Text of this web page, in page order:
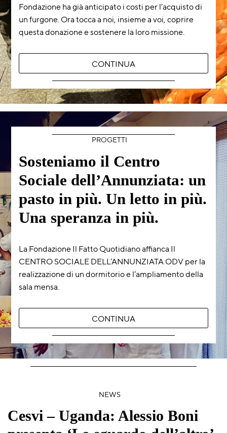
Fondazione ha già anticipato i costi per l’acquisto di
un furgone. Ora tocca a noi, insieme a voi, coprire
questa donazione e sostenere la loro missione.
CONTINUA
PROGETTI
Sosteniamo il Centro
Sociale dell’Annunziata: un
pasto in più. Un letto in più.
Una speranza in più.
La Fondazione Il Fatto Quotidiano affianca Il
CENTRO SOCIALE DELL’ANNUNZIATA ODV per la
realizzazione di un dormitorio e l’ampliamento della
sala mensa.
CONTINUA
NEWS
Cesvi – Uganda: Alessio Boni